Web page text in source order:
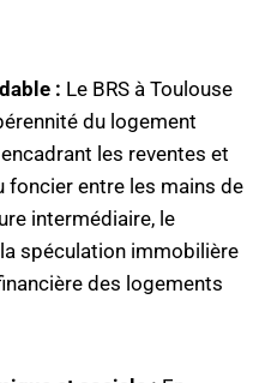
: Le BRS à Toulouse
du logement
les reventes et
foncier entre les mains de
intermédiaire, le
spéculation immobilière
des logements